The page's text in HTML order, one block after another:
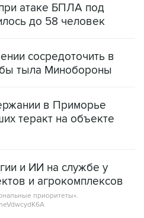
атаке БПЛА под
до 58 человек
сосредоточить в
тыла Минобороны
в Приморье
теракт на объекте
и ИИ на службе у
и агрокомплексов
приоритеты».